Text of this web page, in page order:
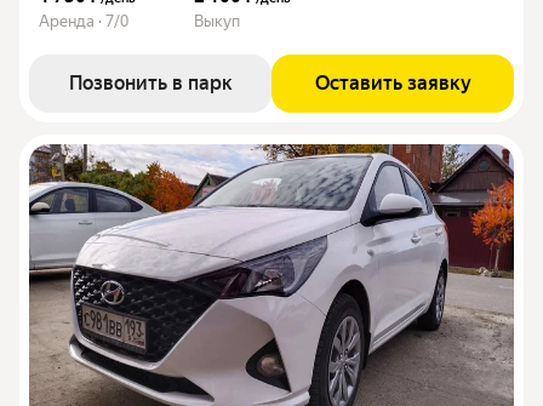
Аренда · 7/0 Выкуп
Позвонить в парк Оставить заявку